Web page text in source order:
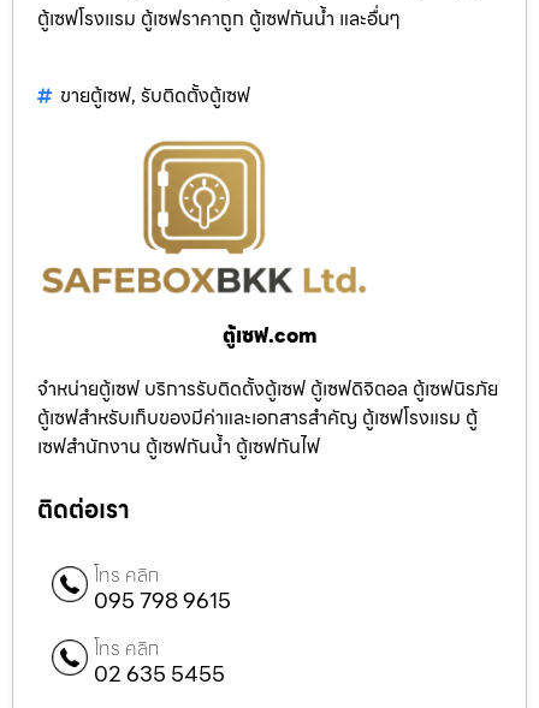
ตู้เซฟโรงแรม ตู้เซฟราคาถูก ตู้เซฟกันน้ำ และอื่นๆ
ขายตู้เซฟ, รับติดตั้งตู้เซฟ
ตู้เซฟ.com
จำหน่ายตู้เซฟ บริการรับติดตั้งตู้เซฟ ตู้เซฟดิจิตอล ตู้เซฟนิรภัย
ตู้เซฟสำหรับเก็บของมีค่าและเอกสารสำคัญ ตู้เซฟโรงแรม ตู้
เซฟสำนักงาน ตู้เซฟกันน้ำ ตู้เซฟกันไฟ
ติดต่อเรา
โทร คลิก
095 798 9615
โทร คลิก
02 635 5455